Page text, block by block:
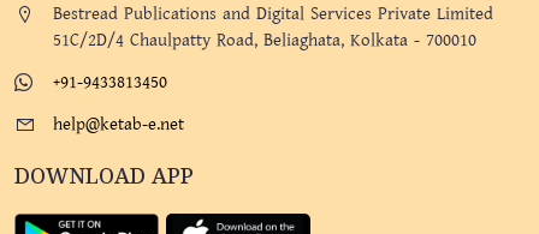
Bestread Publications and Digital Services Private Limited
51C/2D/4 Chaulpatty Road, Beliaghata, Kolkata - 700010
+91-9433813450
help@ketab-e.net
DOWNLOAD APP